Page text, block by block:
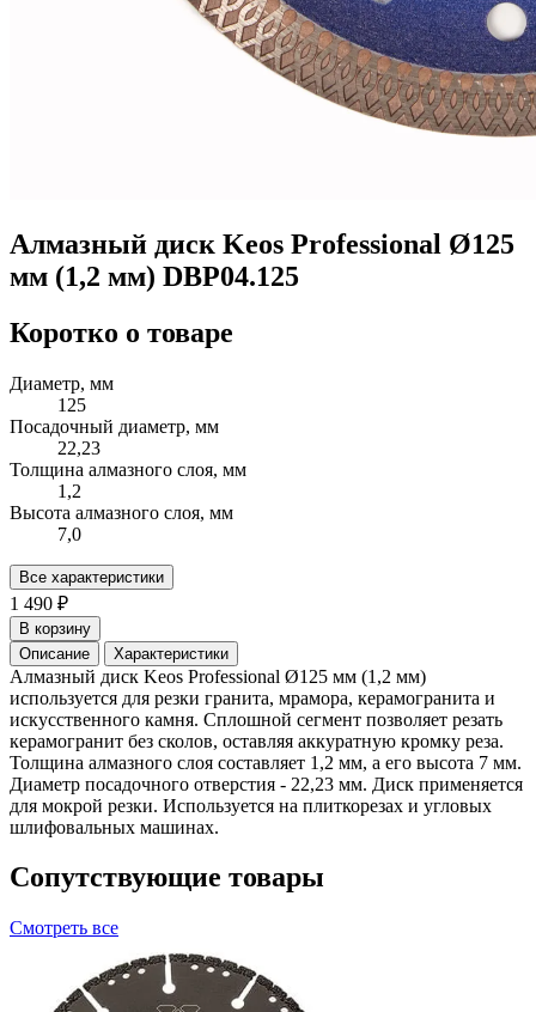
Алмазный диск Keos Professional Ø125
мм (1,2 мм) DBP04.125
Коротко о товаре
Диаметр, мм
125
Посадочный диаметр, мм
22,23
Толщина алмазного слоя, мм
1,2
Высота алмазного слоя, мм
7,0
Все характеристики
1 490 ₽
В корзину
Описание
Характеристики
Алмазный диск Keos Professional Ø125 мм (1,2 мм)
используется для резки гранита, мрамора, керамогранита и
искусственного камня. Сплошной сегмент позволяет резать
керамогранит без сколов, оставляя аккуратную кромку реза.
Толщина алмазного слоя составляет 1,2 мм, а его высота 7 мм.
Диаметр посадочного отверстия - 22,23 мм. Диск применяется
для мокрой резки. Используется на плиткорезах и угловых
шлифовальных машинах.
Сопутствующие товары
Смотреть все